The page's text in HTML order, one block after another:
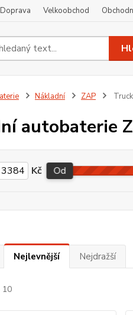
Doprava Velkoobchod
Nákladní ZAP
autobaterie
Kč Od
Nejlevnější Nejdražší
10